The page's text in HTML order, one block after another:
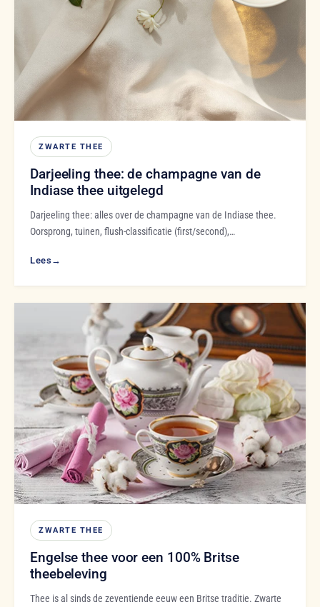
ZWARTE THEE
Darjeeling thee: de champagne van de
Indiase thee uitgelegd
Darjeeling thee: alles over de champagne van de Indiase thee.
Oorsprong, tuinen, flush-classificatie (first/second),…
Lees →
ZWARTE THEE
Engelse thee voor een 100% Britse
theebeleving
Thee is al sinds de zeventiende eeuw een Britse traditie. Zwarte